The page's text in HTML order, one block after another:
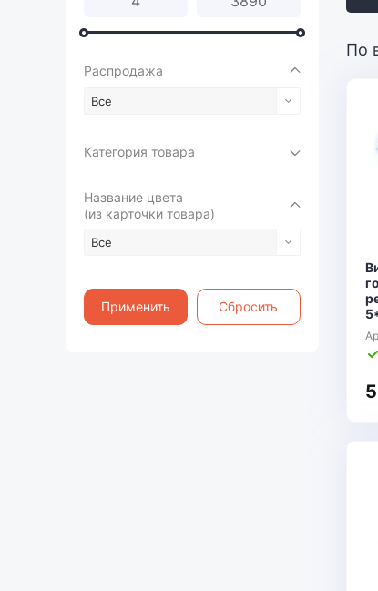
Распродажа
Все
Категория товара
Название цвета
(из карточки товара)
Все
Применить Сбросить
По